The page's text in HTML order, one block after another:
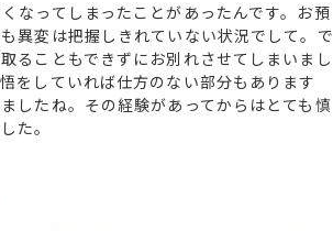
なってしまったことがあったんです。お預
異変は把握しきれていない状況でして。で
ることもできずにお別れさせてしまいまし
をしていれば仕方のない部分もあります
したね。その経験があってからはとても慎
た。